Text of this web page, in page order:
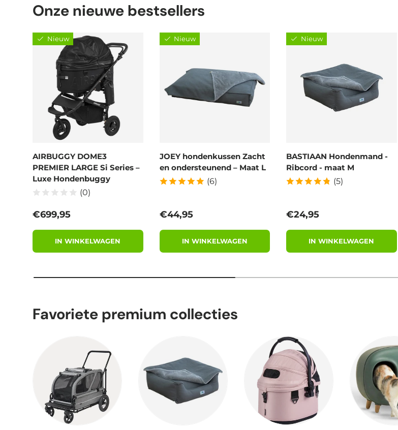
Onze nieuwe bestsellers
Nieuw
AIRBUGGY DOME3
PREMIER LARGE Si Series –
Luxe Hondenbuggy
(0)
Reguliere prijs
€699,95
IN WINKELWAGEN
Nieuw
JOEY hondenkussen Zacht
en ondersteunend – Maat L
(6)
Reguliere prijs
€44,95
IN WINKELWAGEN
Nieuw
BASTIAAN Hondenmand -
Ribcord - maat M
(5)
Reguliere prijs
€24,95
IN WINKELWAGEN
Favoriete premium collecties